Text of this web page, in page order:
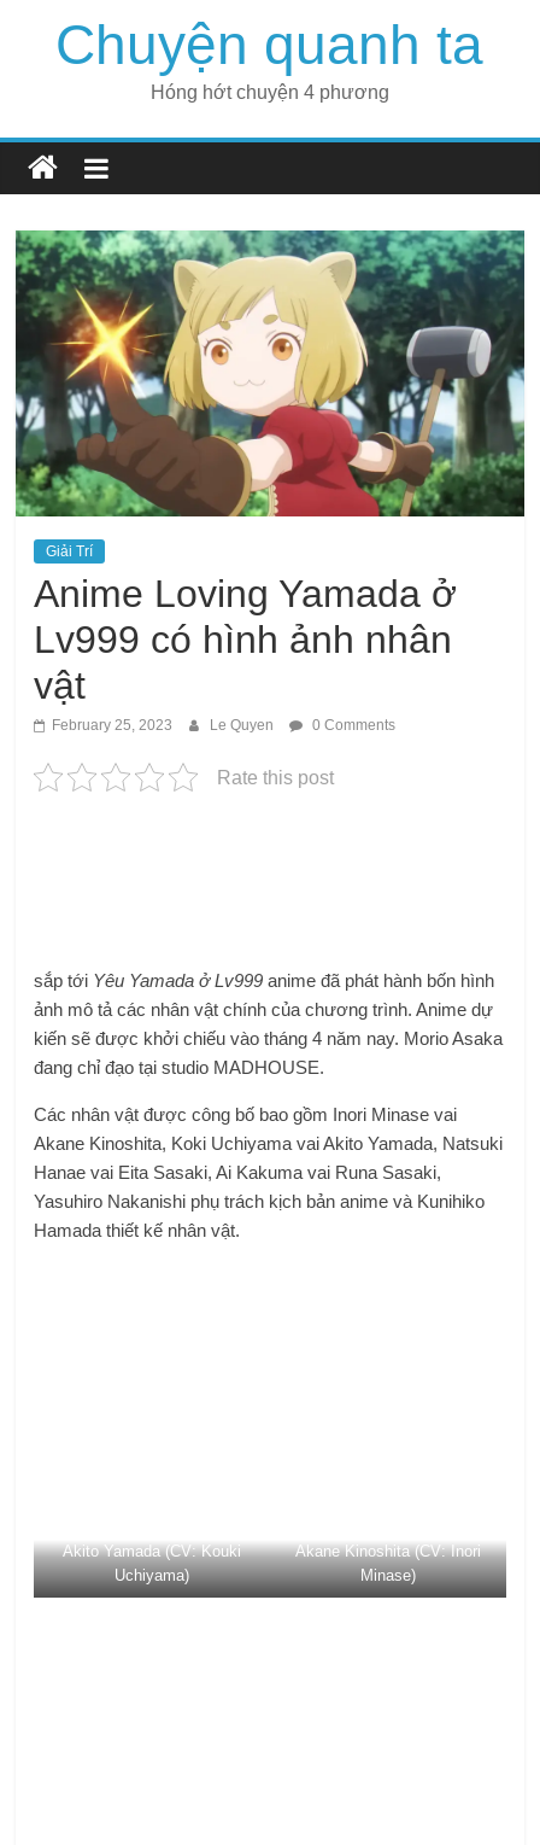
Chuyện quanh ta
Hóng hớt chuyện 4 phương
Giải Trí
Anime Loving Yamada ở
Lv999 có hình ảnh nhân
vật
February 25, 2023 Le Quyen 0 Comments
Rate this post
sắp tới Yêu Yamada ở Lv999anime đã phát hành bốn hình
ảnh mô tả các nhân vật chính của chương trình. Anime dự
kiến ​​sẽ được khởi chiếu vào tháng 4 năm nay. Morio Asaka
đang chỉ đạo tại studio MADHOUSE.
Các nhân vật được công bố bao gồm Inori Minase vai
Akane Kinoshita, Koki Uchiyama vai Akito Yamada, Natsuki
Hanae vai Eita Sasaki, Ai Kakuma vai Runa Sasaki,
Yasuhiro Nakanishi phụ trách kịch bản anime và Kunihiko
Hamada thiết kế nhân vật.
Akito Yamada (CV: Kouki
Uchiyama)
Akane Kinoshita (CV: Inori
Minase)